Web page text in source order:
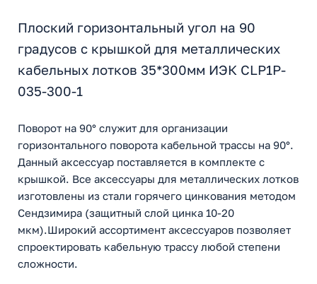
Плоский горизонтальный угол на 90
градусов с крышкой для металлических
кабельных лотков 35*300мм ИЭК CLP1P-
035-300-1
Поворот на 90° служит для организации
горизонтального поворота кабельной трассы на 90°.
Данный аксессуар поставляется в комплекте с
крышкой. Все аксессуары для металлических лотков
изготовлены из стали горячего цинкования методом
Сендзимира (защитный слой цинка 10-20
мкм).Широкий ассортимент аксессуаров позволяет
спроектировать кабельную трассу любой степени
сложности.